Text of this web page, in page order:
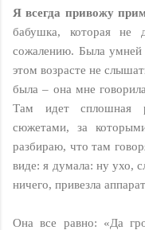
Я всегда привожу
бабушка, которая
сожалению. Была умней
этом возрасте не
была – она мне
Там идет сплошная
сюжетами, за
разбираю, что там
виде: я думала: ну ухо,
ничего, привезла
Она все равно: «Да